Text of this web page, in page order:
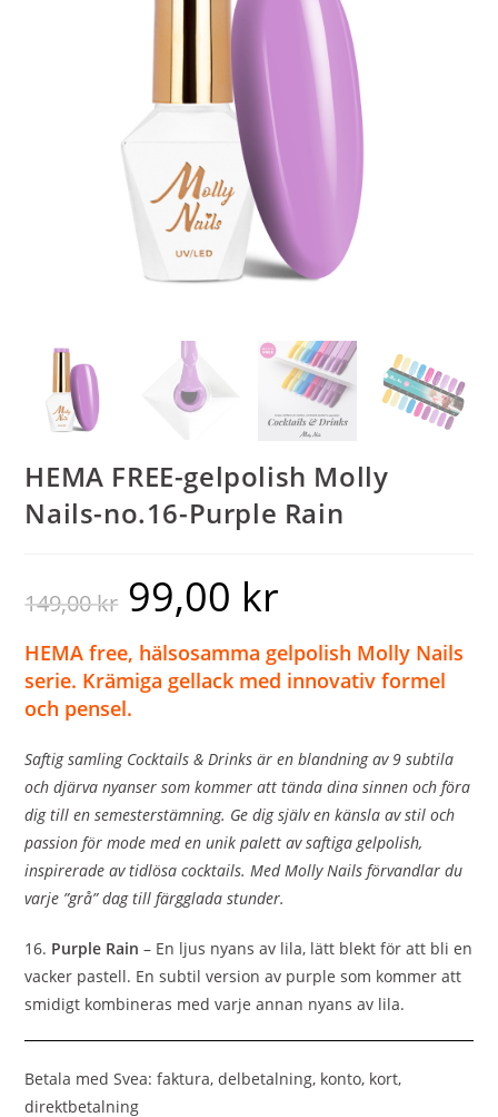
HEMA FREE-gelpolish Molly
Nails-no.16-Purple Rain
149,00kr 99,00 kr
HEMA free, hälsosamma gelpolish Molly Nails
serie. Krämiga gellack med innovativ formel
och pensel.
Saftig samling Cocktails & Drinks är en blandning av 9 subtila
och djärva nyanser som kommer att tända dina sinnen och föra
dig till en semesterstämning. Ge dig själv en känsla av stil och
passion för mode med en unik palett av saftiga gelpolish,
inspirerade av tidlösa cocktails. Med Molly Nails förvandlar du
varje ”grå” dag till färgglada stunder.
16. Purple Rain – En ljus nyans av lila, lätt blekt för att bli en
vacker pastell. En subtil version av purple som kommer att
smidigt kombineras med varje annan nyans av lila.
Betala med Svea: faktura, delbetalning, konto, kort,
direktbetalning